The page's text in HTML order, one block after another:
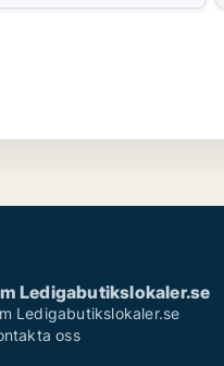
Ledigabutikslokaler.se
Ledigabutikslokaler.se
oss